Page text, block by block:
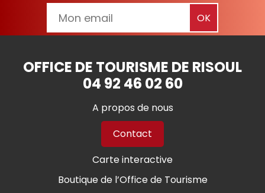
OFFICE DE TOURISME DE RISOUL
04 92 46 02 60
A propos de nous
Contact
Carte interactive
Boutique de l’Office de Tourisme